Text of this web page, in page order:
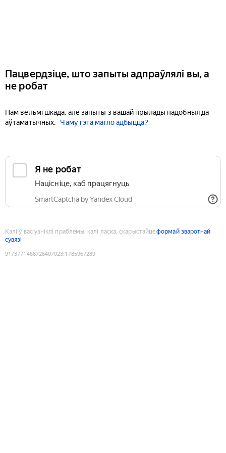
Пацвердзіце, што запыты адпраўлялі вы, а
не робат
Нам вельмі шкада, але запыты з вашай прылады падобныя да
аўтаматычных.
Чаму гэта магло адбыцца?
Я не робат
Націсніце, каб працягнуць
SmartCaptcha by Yandex Cloud
Калі ў вас узніклі праблемы, калі ласка, скарыстайцеформай зваротнай
сувязі
9173771468726407023:1785967289